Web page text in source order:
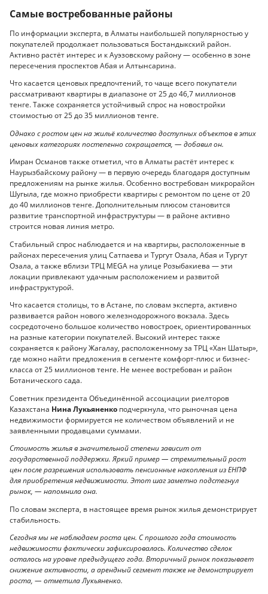
Самые востребованные районы
По информации эксперта, в Алматы наибольшей популярностью у
покупателей продолжает пользоваться Бостандыкский район.
Активно растёт интерес и к Ауэзовскому району — особенно в зоне
пересечения проспектов Абая и Алтынсарина.
Что касается ценовых предпочтений, то чаще всего покупатели
рассматривают квартиры в диапазоне от 25 до 46,7 миллионов
тенге. Также сохраняется устойчивый спрос на новостройки
стоимостью от 25 до 35 миллионов тенге.
Однако с ростом цен на жильё количество доступных объектов в этих
ценовых категориях постепенно сокращается, — добавил он.
Имран Османов также отметил, что в Алматы растёт интерес к
Наурызбайскому району — в первую очередь благодаря доступным
предложениям на рынке жилья. Особенно востребован микрорайон
Шугыла, где можно приобрести квартиры с ремонтом по цене от 20
до 40 миллионов тенге. Дополнительным плюсом становится
развитие транспортной инфраструктуры — в районе активно
строится новая линия метро.
Стабильный спрос наблюдается и на квартиры, расположенные в
районах пересечения улиц Сатпаева и Тургут Озала, Абая и Тургут
Озала, а также вблизи ТРЦ MEGA на улице Розыбакиева — эти
локации привлекают удачным расположением и развитой
инфраструктурой.
Что касается столицы, то в Астане, по словам эксперта, активно
развивается район нового железнодорожного вокзала. Здесь
сосредоточено большое количество новостроек, ориентированных
на разные категории покупателей. Высокий интерес также
сохраняется к району Жагалау, расположенному за ТРЦ «Хан Шатыр»,
где можно найти предложения в сегменте комфорт-плюс и бизнес-
класса от 25 миллионов тенге. Не менее востребован и район
Ботанического сада.
Советник президента Объединённой ассоциации риелторов
Казахстана Нина Лукьяненко подчеркнула, что рыночная цена
недвижимости формируется не количеством объявлений и не
заявленными продавцами суммами.
Стоимость жилья в значительной степени зависит от
государственной поддержки. Яркий пример — стремительный рост
цен после разрешения использовать пенсионные накопления из ЕНПФ
для приобретения недвижимости. Этот шаг заметно подстегнул
рынок, — напомнила она.
По словам эксперта, в настоящее время рынок жилья демонстрирует
стабильность.
Сегодня мы не наблюдаем роста цен. С прошлого года стоимость
недвижимости фактически зафиксировалась. Количество сделок
осталось на уровне предыдущего года. Вторичный рынок показывает
снижение активности, а арендный сегмент также не демонстрирует
роста, — отметила Лукьяненко.